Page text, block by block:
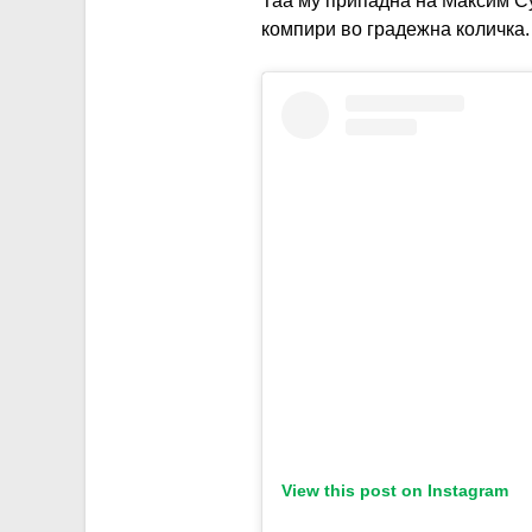
компири во градежна количка.
View this post on Instagram